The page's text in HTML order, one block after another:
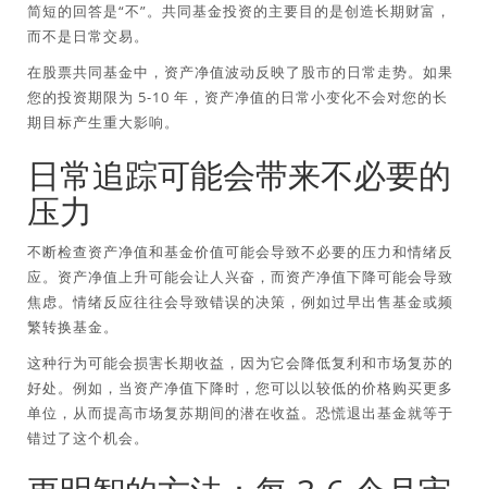
简短的回答是“不”。共同基金投资的主要目的是创造长期财富，
而不是日常交易。
在股票共同基金中，资产净值波动反映了股市的日常走势。如果
您的投资期限为 5-10 年，资产净值的日常小变化不会对您的长
期目标产生重大影响。
日常追踪可能会带来不必要的
压力
不断检查资产净值和基金价值可能会导致不必要的压力和情绪反
应。资产净值上升可能会让人兴奋，而资产净值下降可能会导致
焦虑。情绪反应往往会导致错误的决策，例如过早出售基金或频
繁转换基金。
这种行为可能会损害长期收益，因为它会降低复利和市场复苏的
好处。例如，当资产净值下降时，您可以以较低的价格购买更多
单位，从而提高市场复苏期间的潜在收益。恐慌退出基金就等于
错过了这个机会。